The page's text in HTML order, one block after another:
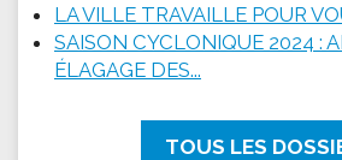
LA VILLE TRAVAILLE POUR
SAISON CYCLONIQUE 2024 :
ÉLAGAGE DES...
TOUS LES